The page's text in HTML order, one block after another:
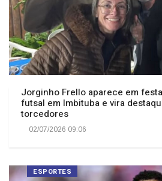
Jorginho Frello aparece em
futsal em Imbituba e vira
torcedores
02/07/2026 09:06
ESPORTES